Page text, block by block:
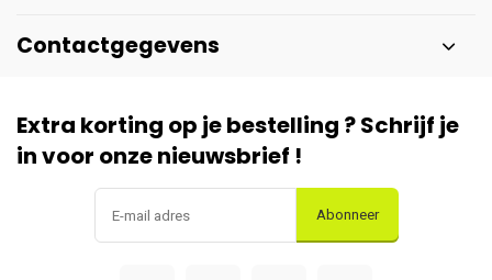
Contactgegevens
Extra korting op je bestelling ? Schrijf je
in voor onze nieuwsbrief !
Abonneer